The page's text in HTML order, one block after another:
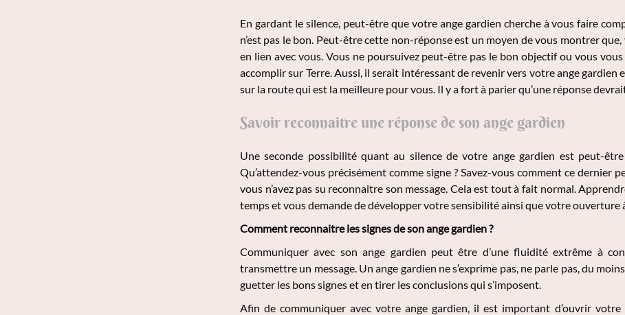
En gardant le silence, peut-être que votre ange gardien cherche à vous faire
n’est pas le bon. Peut-être cette non-réponse est un moyen de vous montrer
en lien avec vous. Vous ne poursuivez peut-être pas le bon objectif ou vous
accomplir sur Terre. Aussi, il serait intéressant de revenir vers votre ange gardien
sur la route qui est la meilleure pour vous. Il y a fort à parier qu’une réponse
Savoir reconnaitre une réponse de son ange gardien
Une seconde possibilité quant au silence de votre ange gardien est peut-
Qu’attendez-vous précisément comme signe ? Savez-vous comment ce dernier
vous n’avez pas su reconnaitre son message. Cela est tout à fait normal.
temps et vous demande de développer votre sensibilité ainsi que votre ouverture
Comment reconnaitre les signes de son ange gardien ?
Communiquer avec son ange gardien peut être d’une fluidité extrême à
transmettre un message. Un ange gardien ne s’exprime pas, ne parle pas, du
guetter les bons signes et en tirer les conclusions qui s’imposent.
Afin de communiquer avec votre ange gardien, il est important d’ouvrir